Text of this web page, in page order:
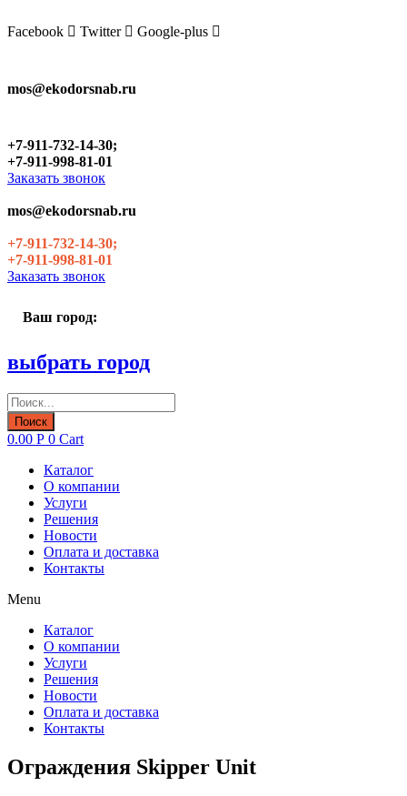
to
Facebook Twitter Google-plus
mos@ekodorsnab.ru
+7-911-732-14-30;
+7-911-998-81-01
Заказать звонок
mos@ekodorsnab.ru
+7-911-732-14-30;
+7-911-998-81-01
Заказать звонок
Ваш город:
выбрать город
Поиск
товаров
Поиск
0.00 Р 0 Cart
Каталог
О компании
Услуги
Решения
Новости
Оплата и доставка
Контакты
Menu
Каталог
О компании
Услуги
Решения
Новости
Оплата и доставка
Контакты
Ограждения Skipper Unit